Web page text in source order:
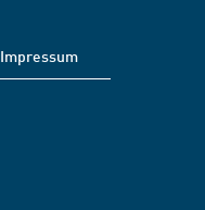
Impressum